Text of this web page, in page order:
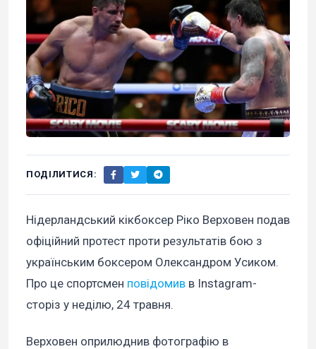
ПОДІЛИТИСЯ:
Нідерландський кікбоксер Ріко Верховен подав
офіційний протест проти результатів бою з
українським боксером Олександром Усиком.
Про це спортсмен повідомив в Instagram-
сторіз у неділю, 24 травня.
Верховен оприлюднив фотографію в